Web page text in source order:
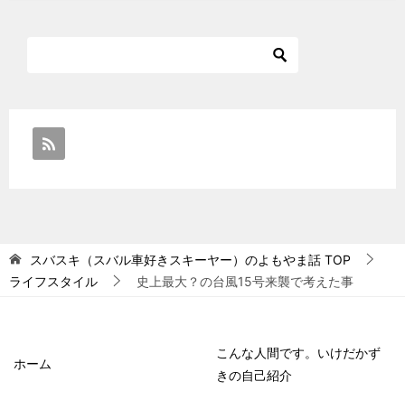
スバスキ（スバル車好きスキーヤー）のよもやま話 TOP
ライフスタイル
史上最大？の台風15号来襲で考えた事
ホーム
こんな人間です。いけだかず
きの自己紹介